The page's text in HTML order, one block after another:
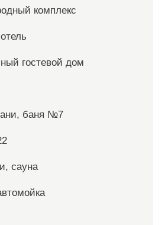
комплекс
гостевой дом
баня №7
сауна